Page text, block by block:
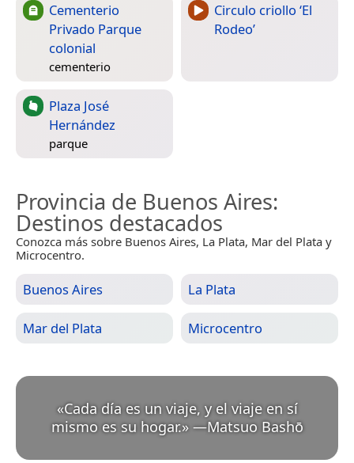
Cementerio
Privado Parque
colonial
cementerio
Circulo criollo ‘El
Rodeo’
Plaza José
Hernández
parque
Provincia de Buenos Aires:
Destinos destacados
Conozca más sobre Buenos Aires, La Plata, Mar del Plata y
Microcentro.
Buenos Aires La Plata
Mar del Plata Microcentro
«Cada día es un viaje, y el viaje en sí
mismo es su hogar.» —Matsuo Bashō